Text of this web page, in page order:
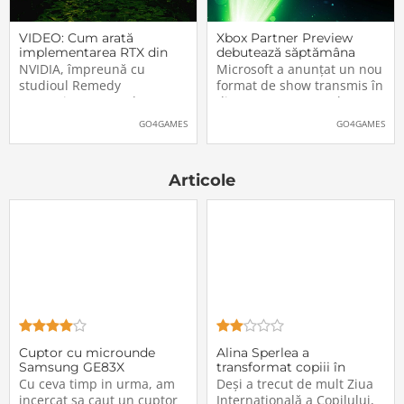
VIDEO: Cum arată
implementarea RTX din
Alan Wake II
NVIDIA, împreună cu
studioul Remedy
Entertainment, au lansat
un nou clip video dedicat
secvențele de mai jos,
GO4GAMES
Xbox Partner Preview
debutează săptămâna
aceasta. Când și unde va
putea fi vizionat
Microsoft a anunțat un nou
format de show transmis în
direct pe Internet: Xbox
Partner Preview, primul
cu 20:00 (ora României).
Show-ul va putea […]The
GO4GAMES
Articole
Cuptor cu microunde
Samsung GE83X
Cu ceva timp in urma, am
incercat sa caut un cuptor
Alina Sperlea a
transformat copiii în
vedete pentru o zi
Deși a trecut de mult Ziua
Internațională a Copilului,